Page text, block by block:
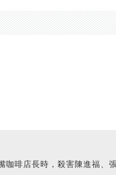
啡店長時，殺害陳進福、